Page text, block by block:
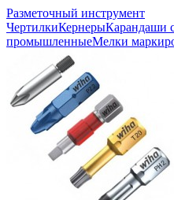
Разметочный инструмент
ЧертилкиКернерыКарандаши
промышленныеМелки